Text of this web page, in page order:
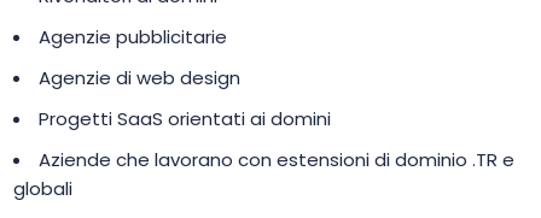
Agenzie pubblicitarie
Agenzie di web design
Progetti SaaS orientati ai domini
Aziende che lavorano con estensioni di dominio .TR e
globali